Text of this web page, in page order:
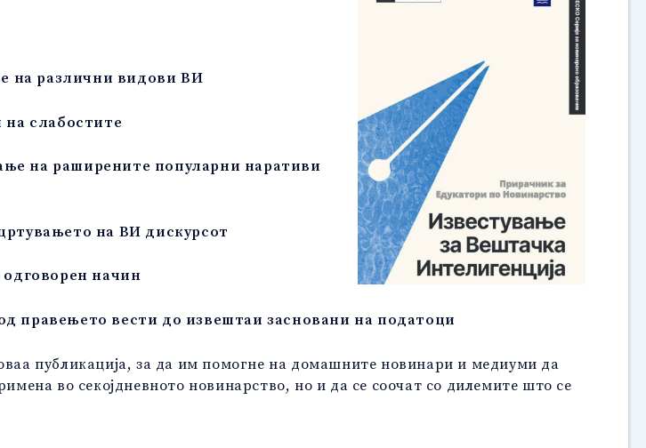
на различни видови ВИ
слабостите
на раширените популарни наративи
на ВИ дискурсот
начин
правењето вести до извештаи засновани на податоци
публикација, за да им помогне на домашните новинари и медиуми да
во секојдневното новинарство, но и да се соочат со дилемите што се